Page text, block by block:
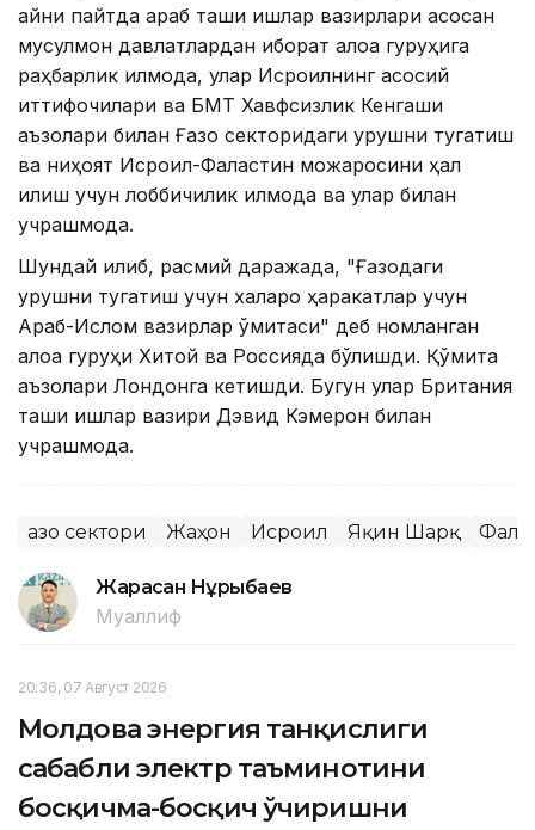
айни пайтда араб ташқи ишлар вазирлари асосан
мусулмон давлатлардан иборат алоқа гуруҳига
раҳбарлик қилмоқда, улар Исроилнинг асосий
иттифоқчилари ва БМТ Хавфсизлик Кенгаши
аъзолари билан Ғазо секторидаги урушни тугатиш
ва ниҳоят Исроил-Фаластин можаросини ҳал
қилиш учун лоббичилик қилмоқда ва улар билан
учрашмоқда.
Шундай қилиб, расмий даражада, "Ғазодаги
урушни тугатиш учун халқаро ҳаракатлар учун
Араб-Ислом вазирлар қўмитаси" деб номланган
алоқа гуруҳи Хитой ва Россияда бўлишди. Қўмита
аъзолари Лондонга кетишди. Бугун улар Британия
ташқи ишлар вазири Дэвид Кэмерон билан
учрашмоқда.
Ғазо сектори Жаҳон Исроил Яқин Шарқ
Жарасқан Нұрыбаев
Муаллиф
20:36, 07 Август 2026
Молдова энергия танқислиги
сабабли электр таъминотини
босқичма-босқич ўчиришни